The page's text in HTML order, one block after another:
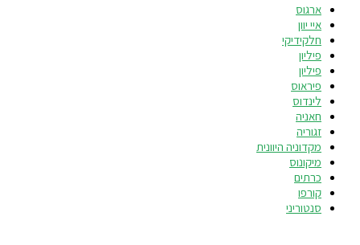
ארגוס
איי יוון
חלקידיקי
פיליון
פיליון
פיראוס
לינדוס
חאניה
זגוריה
מקדוניה היוונית
מיקונוס
כרתים
קורפו
סנטוריני